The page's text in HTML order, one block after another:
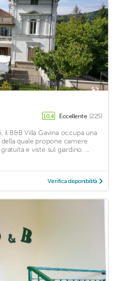
10,4 Eccellente (225)
il B&B Villa Gavina occupa una
quale propone camere
e viste sul giardino. ...
Verifica disponibilità